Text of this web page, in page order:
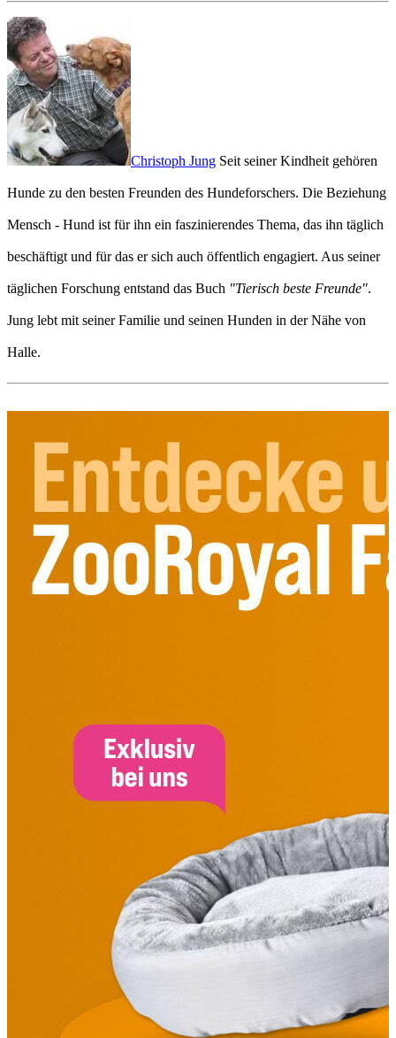
Christoph Jung Seit seiner Kindheit gehören
Hunde zu den besten Freunden des Hundeforschers. Die Beziehung
Mensch - Hund ist für ihn ein faszinierendes Thema, das ihn täglich
beschäftigt und für das er sich auch öffentlich engagiert. Aus seiner
täglichen Forschung entstand das Buch "Tierisch beste Freunde".
Jung lebt mit seiner Familie und seinen Hunden in der Nähe von
Halle.